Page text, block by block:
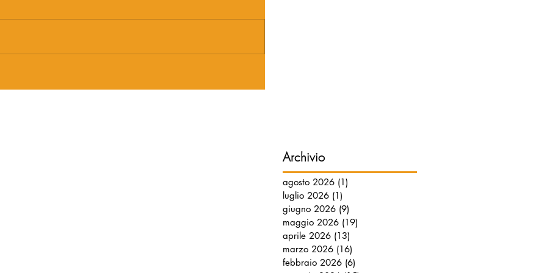
Archivio
agosto 2026 (1)
luglio 2026 (1)
giugno 2026 (9)
maggio 2026 (19)
aprile 2026 (13)
marzo 2026 (16)
febbraio 2026 (6)